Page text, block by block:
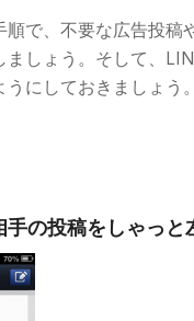
順で、不要な広告投
しょう。そして、
にしておきましょう。
手の投稿をしゃっと